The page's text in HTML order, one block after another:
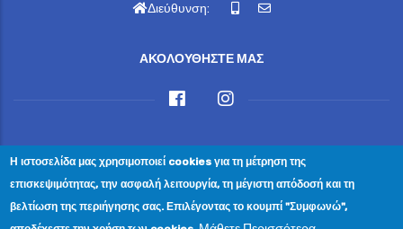
Διεύθυνση:
ΑΚΟΛΟΥΘΗΣΤΕ ΜΑΣ
© Copyright ΔΗΜΟΣ ΝΑΥΠΑΚΤΙΑΣ 2024. All Rights
Reserved.
Η ιστοσελίδα μας χρησιμοποιεί cookies για τη μέτρηση της
επισκεψιμότητας, την ασφαλή λειτουργία, τη μέγιστη απόδοσή και τη
βελτίωση της περιήγησης σας. Επιλέγοντας το κουμπί "Συμφωνώ",